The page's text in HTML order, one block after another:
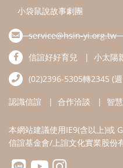
小袋鼠說故事劇團
service@hsin-yi.org.tw
信誼好好育兒
小太陽
(02)2396-5305轉2345 (
認識信誼 合作洽談 智
本網站建議使用IE9(含以上)或
信誼基金會/上誼文化實業股份